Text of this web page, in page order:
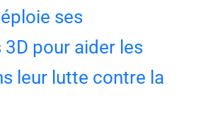
ses
pour aider les
leur lutte contre la